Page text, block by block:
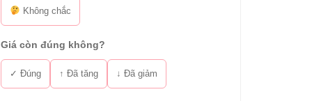
Không chắc
Giá còn đúng không?
✓ Đúng ↑ Đã tăng ↓ Đã giảm